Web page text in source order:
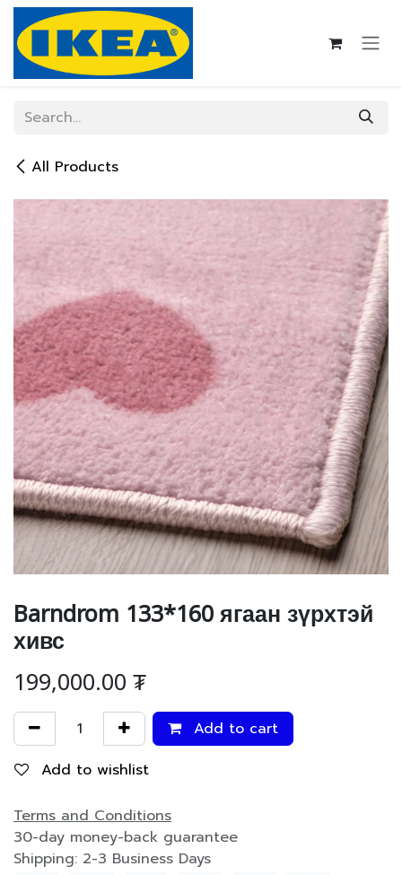
Skip to Content
All Products
Barndrom 133*160 ягаан зүрхтэй
хивс
199,000.00₮
Add to cart
Add to wishlist
Terms and Conditions
30-day money-back guarantee
Shipping: 2-3 Business Days